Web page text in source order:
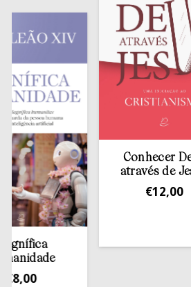
Conhecer Deus
através de Jesus
12,00